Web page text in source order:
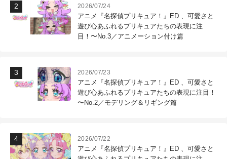
2026/07/24
アニメ『名探偵プリキュア！』ED 、可愛さと
遊び心あふれるプリキュアたちの表現に注
目！〜No.3／アニメーション付け篇
2026/07/23
アニメ『名探偵プリキュア！』ED 、可愛さと
遊び心あふれるプリキュアたちの表現に注目！
〜No.2／モデリング＆リギング篇
2026/07/22
アニメ『名探偵プリキュア！』ED 、可愛さと